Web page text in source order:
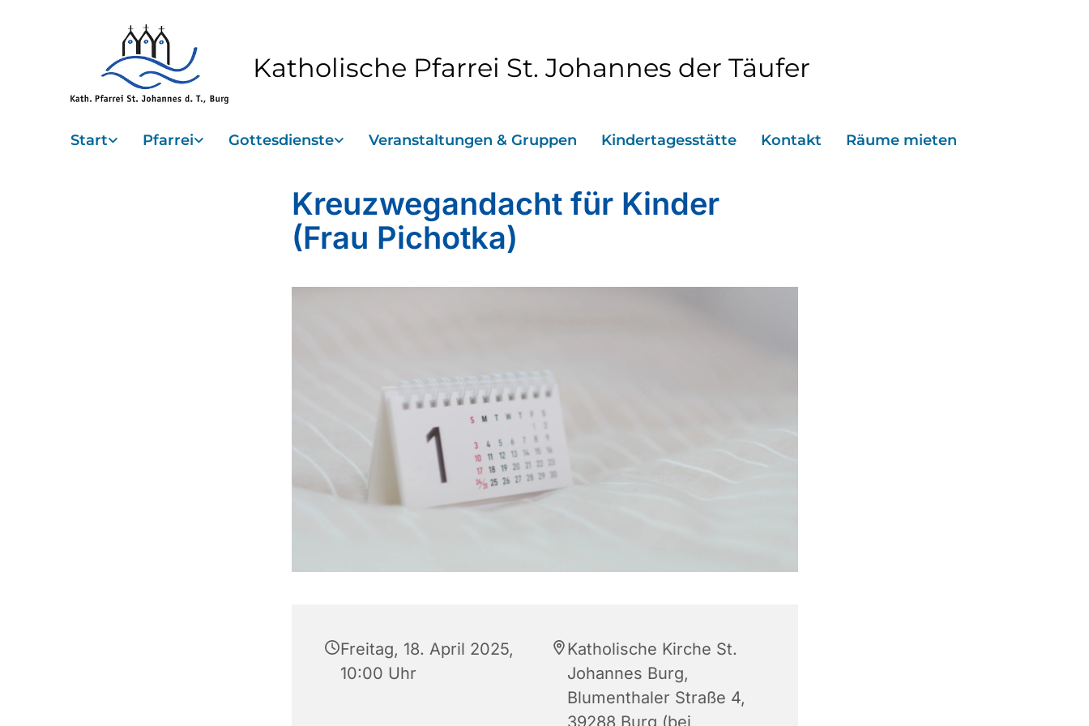
Katholische Pfarrei St. Johannes der Täufer
Start Pfarrei Gottesdienste Veranstaltungen & Gruppen Kindertagesstätte Kontakt Räume mieten
Kreuzwegandacht für Kinder
(Frau Pichotka)
Freitag, 18. April 2025,
10:00 Uhr
Katholische Kirche St.
Johannes Burg,
Blumenthaler Straße 4,
39288 Burg (bei